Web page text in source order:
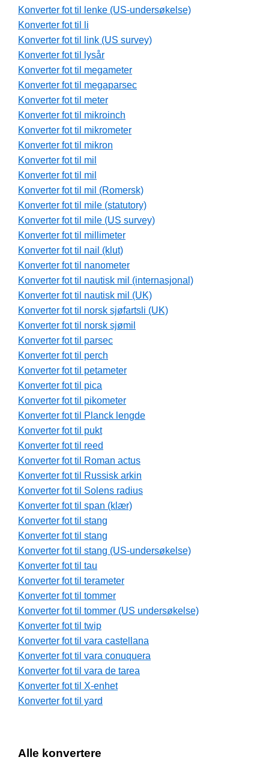
Konverter fot til lenke (US-undersøkelse)
Konverter fot til li
Konverter fot til link (US survey)
Konverter fot til lysår
Konverter fot til megameter
Konverter fot til megaparsec
Konverter fot til meter
Konverter fot til mikroinch
Konverter fot til mikrometer
Konverter fot til mikron
Konverter fot til mil
Konverter fot til mil
Konverter fot til mil (Romersk)
Konverter fot til mile (statutory)
Konverter fot til mile (US survey)
Konverter fot til millimeter
Konverter fot til nail (klut)
Konverter fot til nanometer
Konverter fot til nautisk mil (internasjonal)
Konverter fot til nautisk mil (UK)
Konverter fot til norsk sjøfartsli (UK)
Konverter fot til norsk sjømil
Konverter fot til parsec
Konverter fot til perch
Konverter fot til petameter
Konverter fot til pica
Konverter fot til pikometer
Konverter fot til Planck lengde
Konverter fot til pukt
Konverter fot til reed
Konverter fot til Roman actus
Konverter fot til Russisk arkin
Konverter fot til Solens radius
Konverter fot til span (klær)
Konverter fot til stang
Konverter fot til stang
Konverter fot til stang (US-undersøkelse)
Konverter fot til tau
Konverter fot til terameter
Konverter fot til tommer
Konverter fot til tommer (US undersøkelse)
Konverter fot til twip
Konverter fot til vara castellana
Konverter fot til vara conuquera
Konverter fot til vara de tarea
Konverter fot til X-enhet
Konverter fot til yard
Alle konvertere